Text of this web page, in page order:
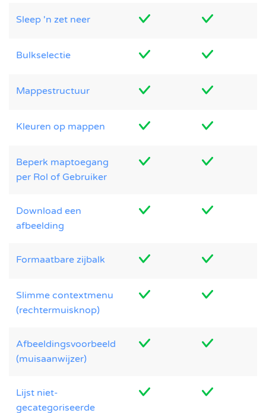
Sleep 'n zet neer
Bulkselectie
Mappestructuur
Kleuren op mappen
Beperk maptoegang
per Rol of Gebruiker
Download een
afbeelding
Formaatbare zijbalk
Slimme contextmenu
(rechtermuisknop)
Afbeeldingsvoorbeeld
(muisaanwijzer)
Lijst niet-
gecategoriseerde